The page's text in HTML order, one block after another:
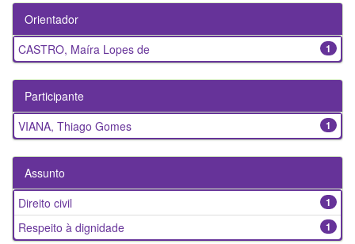
Orientador
1
CASTRO, Maíra Lopes de
Participante
1
VIANA, Thiago Gomes
Assunto
1
Direito civil
1
Respeito à dignidade